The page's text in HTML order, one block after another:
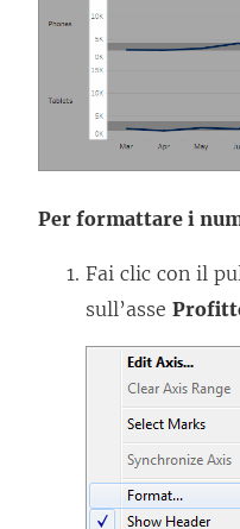
Per formattare i
Fai clic con il
sull’asse